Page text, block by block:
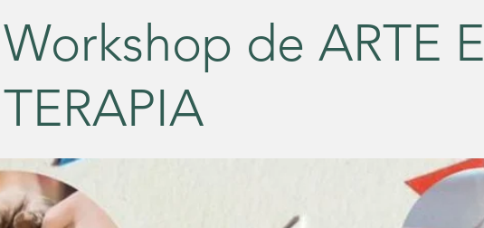
Workshop de ARTE E
TERAPIA